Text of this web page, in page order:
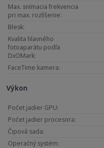
Max. snímacia frekvencia
pri max. rozlíšenie:
Blesk:
Kvalita hlavného
fotoaparátu podľa
DxOMark:
FaceTime kamera:
Výkon
Počet jadier GPU:
Počet jadier procesora:
Čipová sada:
Operačný systém: